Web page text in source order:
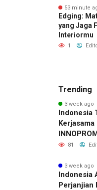
53 minute
Edging:
yang Jaga
Interiormu
1
Trending
3 week ago
Indonesia
Belasan
81
3 week ago
Indonesia
Perjanjian